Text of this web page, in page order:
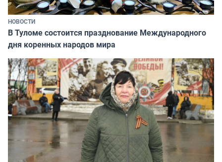
НОВОСТИ
В Туломе состоится празднование Международного
дня коренных народов мира